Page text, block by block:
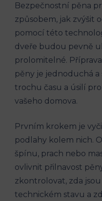
Bezpečnostní pěna
způsobem, jak zvýšit
pomocí této
dveře budou pevně
prolomitelné.
pěny je jednoduchá
trochu času a úsilí
vašeho domova.
Prvním krokem je
podlahy kolem nich.
špínu, prach nebo
ovlivnit přilnavost
zkontrolovat, zda
technickém stavu a